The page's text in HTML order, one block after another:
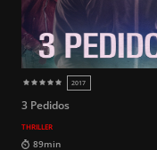
3 Pedidos
THRILLER